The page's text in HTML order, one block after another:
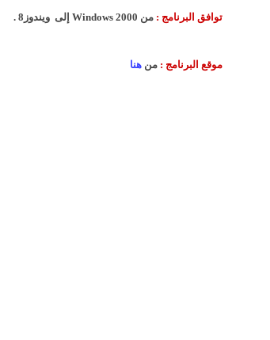
توافق البرنامج : من Windows 2000 إلى ويندوز8 .
موقع البرنامج : من هنا